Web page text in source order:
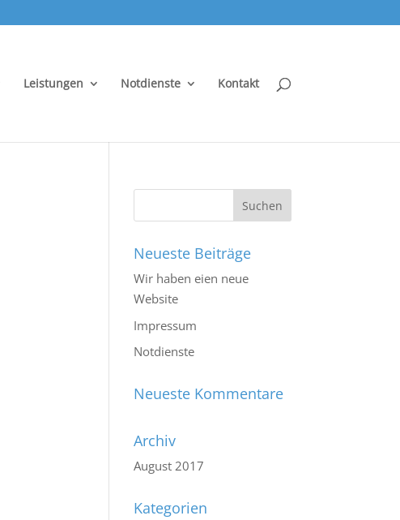
Leistungen Notdienste Kontakt
Neueste Beiträge
Wir haben eien neue
Website
Impressum
Notdienste
Neueste Kommentare
Archiv
August 2017
Kategorien